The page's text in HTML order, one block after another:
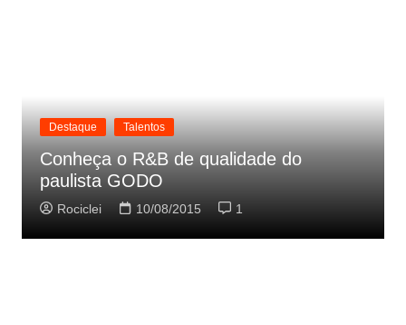
Destaque Talentos
Conheça o R&B de qualidade do
paulista GODO
Rociclei 10/08/2015 1